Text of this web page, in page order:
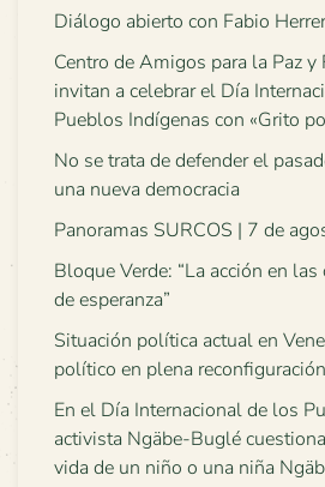
Diálogo abierto con Fabio
Centro de Amigos para la Paz
invitan a celebrar el Día
Pueblos Indígenas con «Grito
No se trata de defender el
una nueva democracia
Panoramas SURCOS | 7 de
Bloque Verde: “La acción en
de esperanza”
Situación política actual en
político en plena
En el Día Internacional de los
activista Ngäbe-Buglé
vida de un niño o una niña